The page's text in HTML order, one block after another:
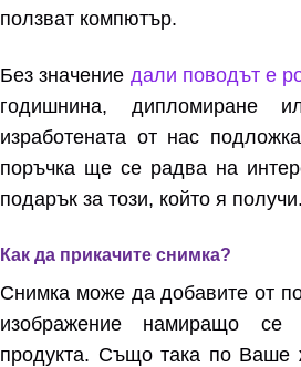
ползват компютър.
Без значение дали поводът е
годишнина, дипломиране
изработената от нас
поръчка ще се радва на
подарък за този, който я получи.
Как да прикачите снимка?
Снимка може да добавите от
изображение намиращо се
продукта. Също така по